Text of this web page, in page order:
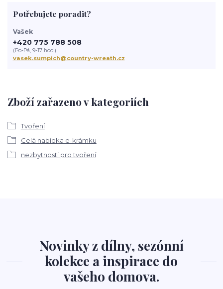
Zboží zařazeno v kategoriích
Tvoření
Celá nabídka e-krámku
nezbytnosti pro tvoření
Potřebujete poradit?
Vašek
+420 775 788 508
(Po-Pá, 9-17 hod.)
vasek.sumpich@country-wreath.cz
Novinky z dílny, sezónní
kolekce a inspirace do
vašeho domova.